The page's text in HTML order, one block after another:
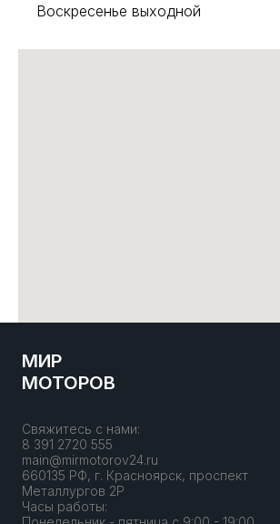
Воскресенье выходной
МИР
МОТОРОВ
Свяжитесь с нами:
8 391 2720 555
main@mirmotorov24.ru
660135 РФ, г. Красноярск, проспект
Металлургов 2Р
Часы работы: